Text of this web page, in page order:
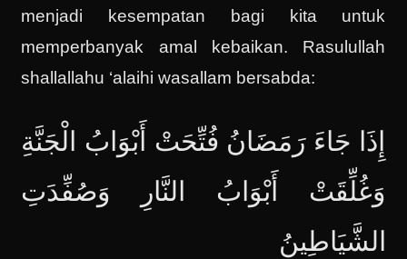
menjadi kesempatan bagi kita untuk
memperbanyak amal kebaikan. Rasulullah
shallallahu ‘alaihi wasallam bersabda:
إِذَا جَاءَ رَمَضَانُ فُتِّحَتْ أَبْوَابُ الْجَنَّةِ
وَغُلِّقَتْ أَبْوَابُ النَّارِ وَصُفِّدَتِ
الشَّيَاطِينُ